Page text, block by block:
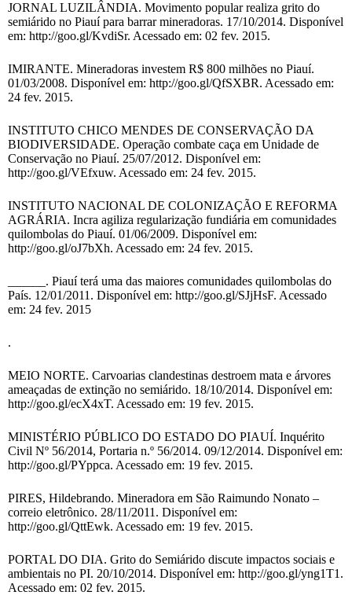
JORNAL LUZILÂNDIA. Movimento popular realiza grito do
semiárido no Piauí para barrar mineradoras. 17/10/2014. Disponível
em: http://goo.gl/KvdiSr. Acessado em: 02 fev. 2015.
IMIRANTE. Mineradoras investem R$ 800 milhões no Piauí.
01/03/2008. Disponível em: http://goo.gl/QfSXBR. Acessado em:
24 fev. 2015.
INSTITUTO CHICO MENDES DE CONSERVAÇÃO DA
BIODIVERSIDADE. Operação combate caça em Unidade de
Conservação no Piauí. 25/07/2012. Disponível em:
http://goo.gl/VEfxuw. Acessado em: 24 fev. 2015.
INSTITUTO NACIONAL DE COLONIZAÇÃO E REFORMA
AGRÁRIA. Incra agiliza regularização fundiária em comunidades
quilombolas do Piauí. 01/06/2009. Disponível em:
http://goo.gl/oJ7bXh. Acessado em: 24 fev. 2015.
______. Piauí terá uma das maiores comunidades quilombolas do
País. 12/01/2011. Disponível em: http://goo.gl/SJjHsF. Acessado
em: 24 fev. 2015
.
MEIO NORTE. Carvoarias clandestinas destroem mata e árvores
ameaçadas de extinção no semiárido. 18/10/2014. Disponível em:
http://goo.gl/ecX4xT. Acessado em: 19 fev. 2015.
MINISTÉRIO PÚBLICO DO ESTADO DO PIAUÍ. Inquérito
Civil Nº 56/2014, Portaria n.º 56/2014. 09/12/2014. Disponível em:
http://goo.gl/PYppca. Acessado em: 19 fev. 2015.
PIRES, Hildebrando. Mineradora em São Raimundo Nonato –
correio eletrônico. 28/11/2011. Disponível em:
http://goo.gl/QttEwk. Acessado em: 19 fev. 2015.
PORTAL DO DIA. Grito do Semiárido discute impactos sociais e
ambientais no PI. 20/10/2014. Disponível em: http://goo.gl/yng1T1.
Acessado em: 02 fev. 2015.